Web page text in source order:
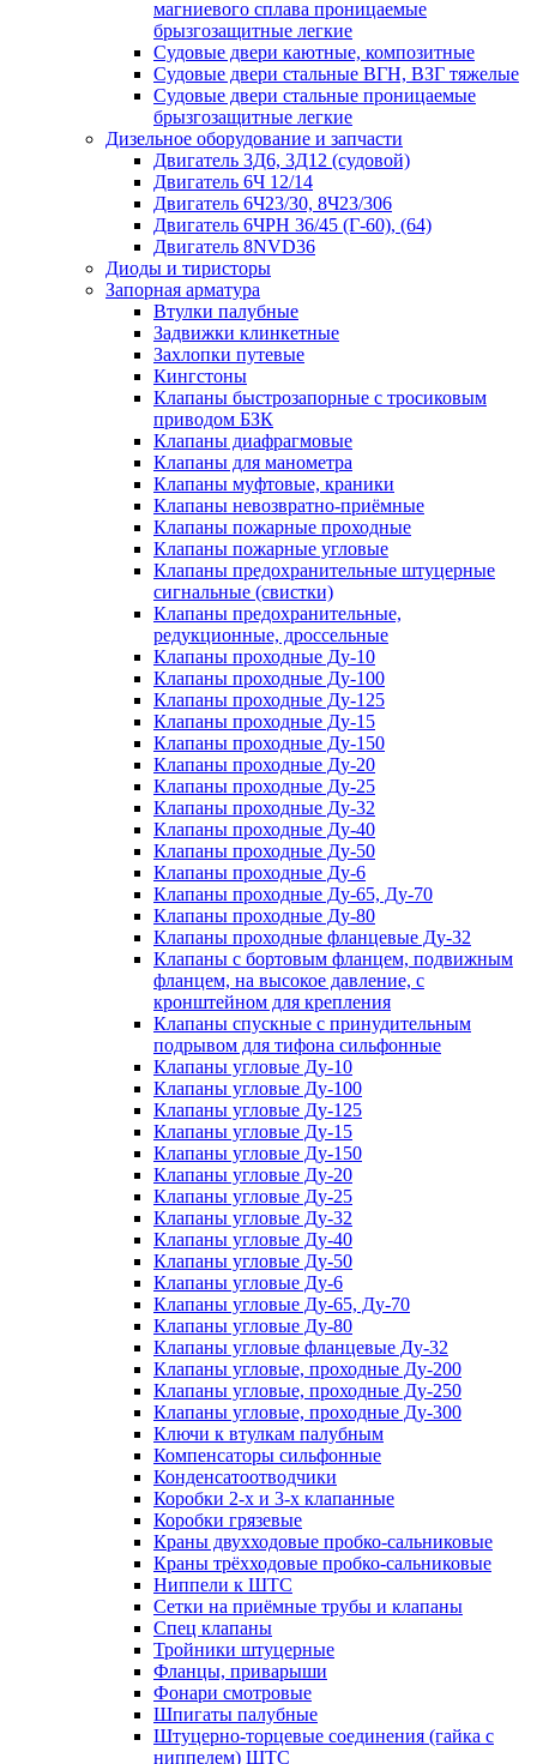
магниевого сплава проницаемые
брызгозащитные легкие
Судовые двери каютные, композитные
Судовые двери стальные ВГН, ВЗГ тяжелые
Судовые двери стальные проницаемые
брызгозащитные легкие
Дизельное оборудование и запчасти
Двигатель 3Д6, 3Д12 (судовой)
Двигатель 6Ч 12/14
Двигатель 6Ч23/30, 8Ч23/306
Двигатель 6ЧРН 36/45 (Г-60), (64)
Двигатель 8NVD36
Диоды и тиристоры
Запорная арматура
Втулки палубные
Задвижки клинкетные
Захлопки путевые
Кингстоны
Клапаны быстрозапорные с тросиковым
приводом БЗК
Клапаны диафрагмовые
Клапаны для манометра
Клапаны муфтовые, краники
Клапаны невозвратно-приёмные
Клапаны пожарные проходные
Клапаны пожарные угловые
Клапаны предохранительные штуцерные
сигнальные (свистки)
Клапаны предохранительные,
редукционные, дроссельные
Клапаны проходные Ду-10
Клапаны проходные Ду-100
Клапаны проходные Ду-125
Клапаны проходные Ду-15
Клапаны проходные Ду-150
Клапаны проходные Ду-20
Клапаны проходные Ду-25
Клапаны проходные Ду-32
Клапаны проходные Ду-40
Клапаны проходные Ду-50
Клапаны проходные Ду-6
Клапаны проходные Ду-65, Ду-70
Клапаны проходные Ду-80
Клапаны проходные фланцевые Ду-32
Клапаны с бортовым фланцем, подвижным
фланцем, на высокое давление, с
кронштейном для крепления
Клапаны спускные с принудительным
подрывом для тифона сильфонные
Клапаны угловые Ду-10
Клапаны угловые Ду-100
Клапаны угловые Ду-125
Клапаны угловые Ду-15
Клапаны угловые Ду-150
Клапаны угловые Ду-20
Клапаны угловые Ду-25
Клапаны угловые Ду-32
Клапаны угловые Ду-40
Клапаны угловые Ду-50
Клапаны угловые Ду-6
Клапаны угловые Ду-65, Ду-70
Клапаны угловые Ду-80
Клапаны угловые фланцевые Ду-32
Клапаны угловые, проходные Ду-200
Клапаны угловые, проходные Ду-250
Клапаны угловые, проходные Ду-300
Ключи к втулкам палубным
Компенсаторы сильфонные
Конденсатоотводчики
Коробки 2-х и 3-х клапанные
Коробки грязевые
Краны двухходовые пробко-сальниковые
Краны трёхходовые пробко-сальниковые
Ниппели к ШТС
Сетки на приёмные трубы и клапаны
Спец клапаны
Тройники штуцерные
Фланцы, приварыши
Фонари смотровые
Шпигаты палубные
Штуцерно-торцевые соединения (гайка с
ниппелем) ШТС